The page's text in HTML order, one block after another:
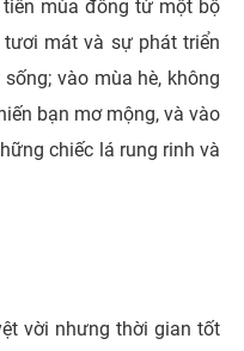
mùa đông từ một bộ
mát và sự phát triển
vào mùa hè, không
bạn mơ mộng, và vào
chiếc lá rung rinh và
vời nhưng thời gian tốt